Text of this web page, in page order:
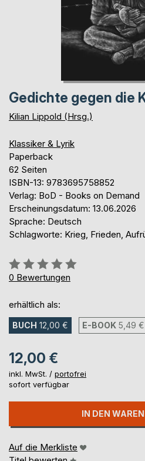
Gedichte gegen die
Kilian Lippold (Hrsg.)
Klassiker & Lyrik
Paperback
62 Seiten
ISBN-13: 9783695758852
Verlag: BoD - Books on Demand
Erscheinungsdatum: 13.06.2026
Sprache: Deutsch
Schlagworte: Krieg, Frieden,
Bewertung::
0%
0 Bewertungen
erhältlich als:
BUCH 12,00 € E-BOOK 5,49 €
12,00 €
inkl. MwSt. / portofrei
sofort verfügbar
IN DEN
Auf die Merkliste